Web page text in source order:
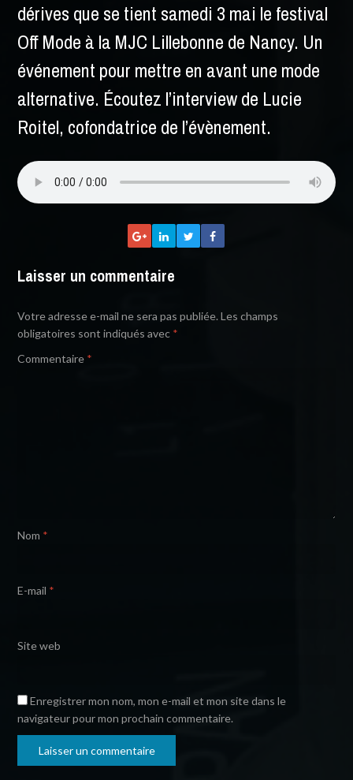
dérives que se tient samedi 3 mai le festival
Off Mode à la MJC Lillebonne de Nancy. Un
événement pour mettre en avant une mode
alternative. Écoutez l’interview de Lucie
Roitel, cofondatrice de l’évènement.
Laisser un commentaire
Votre adresse e-mail ne sera pas publiée. Les champs
obligatoires sont indiqués avec *
Commentaire *
Nom *
E-mail *
Site web
Enregistrer mon nom, mon e-mail et mon site dans le
navigateur pour mon prochain commentaire.